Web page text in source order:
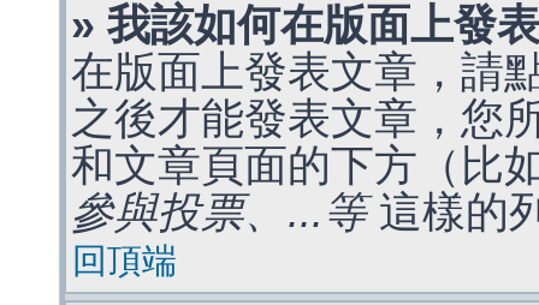
» 我該如何在版面上發
在版面上發表文章，請
之後才能發表文章，您
和文章頁面的下方（比
參與投票、...等這樣的
回頂端